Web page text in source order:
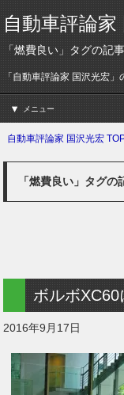
自動車評論家
「燃費良い」タグの記
「自動車評論家 国沢光宏
メニュー
自動車評論家 国沢光宏
「燃費良い」タグの
ボルボ
2016年9月17日